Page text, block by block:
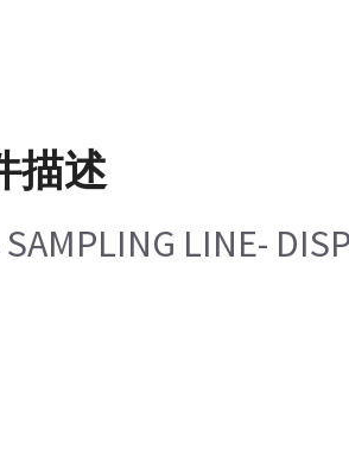
描述
SAMPLING LINE-